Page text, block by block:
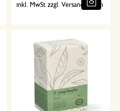
inkl. MwSt zzgl. Versandkosten